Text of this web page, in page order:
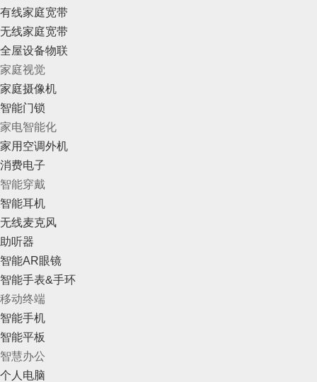
有线家庭宽带
无线家庭宽带
全屋设备物联
家庭视觉
家庭摄像机
智能门锁
家电智能化
家用空调外机
消费电子
智能穿戴
智能耳机
无线麦克风
助听器
智能AR眼镜
智能手表&手环
移动终端
智能手机
智能平板
智慧办公
个人电脑